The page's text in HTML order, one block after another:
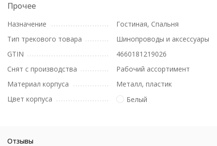
Прочее
Назначение
Гостиная, Спальня
Тип трекового товара
Шинопроводы и аксессуары
GTIN
4660181219026
Снят с производства
Рабочий ассортимент
Материал корпуса
Металл, пластик
Цвет корпуса
Белый
Отзывы